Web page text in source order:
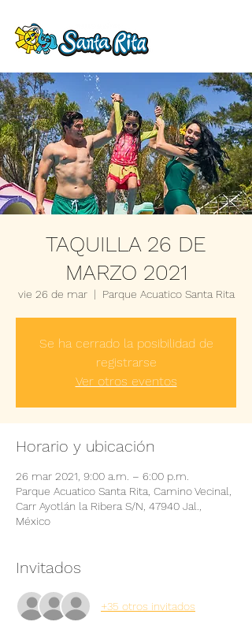
TAQUILLA 26 DE
MARZO 2021
vie 26 de mar
  |
Parque Acuatico Santa Rita
Se ha cerrado la posibilidad de
registrarse
Ver otros eventos
Horario y ubicación
26 mar 2021, 9:00 a.m. – 6:00 p.m.
Parque Acuatico Santa Rita, Camino Vecinal,
Carr Ayotlán la Ribera S/N, 47940 Jal.,
México
Invitados
+35 otros invitados